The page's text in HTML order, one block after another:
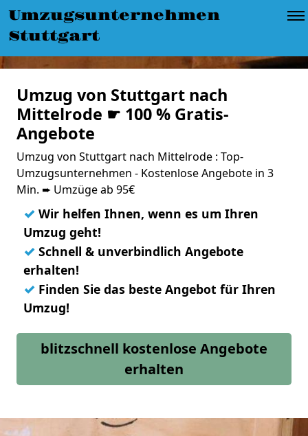
Umzugsunternehmen
Stuttgart
Umzug von Stuttgart nach
Mittelrode ☛ 100 % Gratis-
Angebote
Umzug von Stuttgart nach Mittelrode : Top-
Umzugsunternehmen - Kostenlose Angebote in 3
Min. ➨ Umzüge ab 95€
✓ Wir helfen Ihnen, wenn es um Ihren
Umzug geht!
✓ Schnell & unverbindlich Angebote
erhalten!
✓ Finden Sie das beste Angebot für Ihren
Umzug!
blitzschnell kostenlose Angebote
erhalten